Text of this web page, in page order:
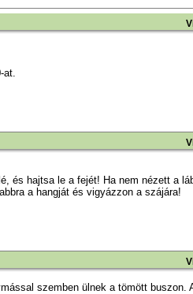
at.
és hajtsa le a fejét! Ha nem nézett a
a hangját és vigyázzon a szájára!
szemben ülnek a tömött buszon.